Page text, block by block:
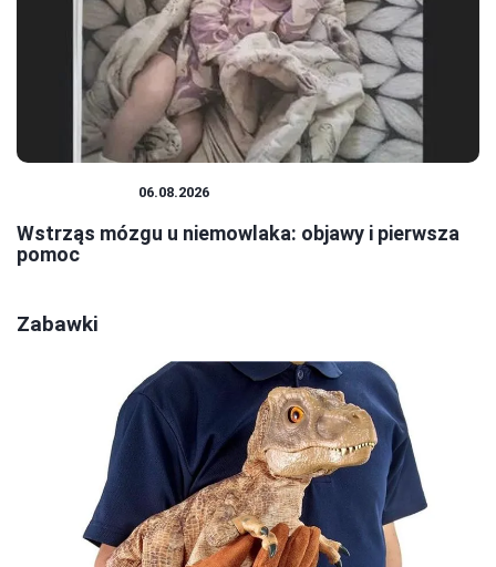
06.08.2026
Wstrząs mózgu u niemowlaka: objawy i pierwsza
pomoc
Zabawki